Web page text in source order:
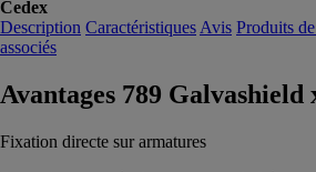
Cedex
Description Caractéristiques Avis Produits
associés
Avantages 789
Fixation directe sur armatures